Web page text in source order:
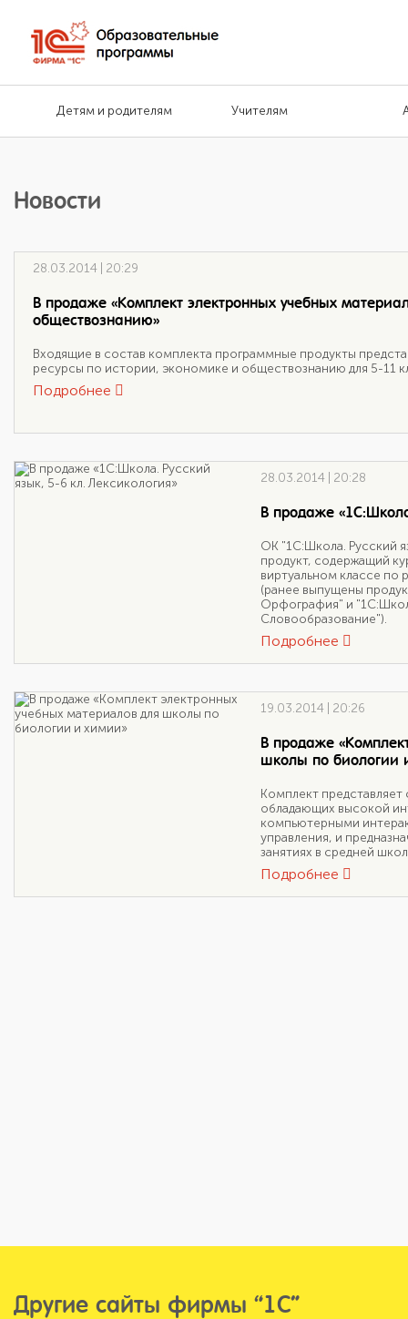
Детям и родителям Учителям
Новости
28.03.2014 | 20:29
В продаже «Комплект электронных учебных
обществознанию»
Входящие в состав комплекта программные продукты
ресурсы по истории, экономике и обществознанию для 5-11
Подробнее
28.03.2014 | 20:28
В продаже
ОК "1С:Школа. Русский
продукт, содержащий
виртуальном классе по
(ранее выпущены
Орфография" и
Словообразование").
Подробнее
19.03.2014 | 20:26
В продаже
школы по биологии
Комплект
обладающих высокой
компьютерными
управления, и
занятиях в средней
Подробнее
Другие сайты фирмы “1С”